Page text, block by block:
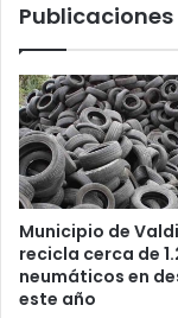
Municipio de
recicla cerca de
neumáticos en
este año